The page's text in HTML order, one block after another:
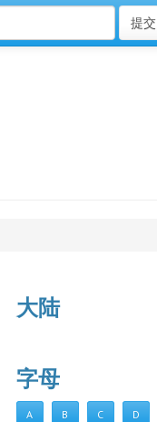
提交
大陆
字母
A B C D